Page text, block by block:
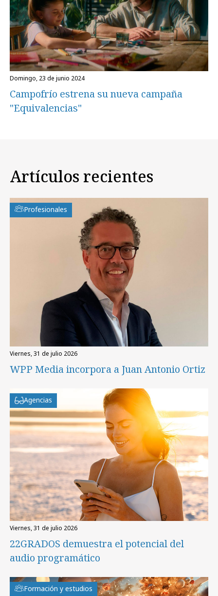
domingo, 23 de junio 2024
Campofrío estrena su nueva campaña
"Equivalencias"
Artículos recientes
Profesionales
viernes, 31 de julio 2026
WPP Media incorpora a Juan Antonio Ortiz
Agencias
viernes, 31 de julio 2026
22GRADOS demuestra el potencial del
audio programático
Formación y estudios